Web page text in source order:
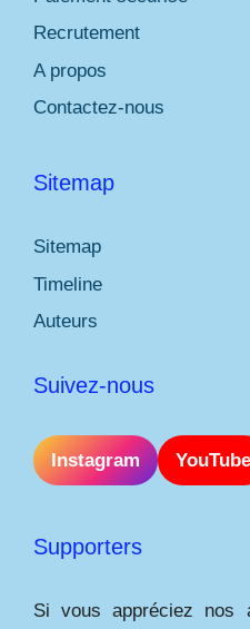
Recrutement
A propos
Contactez-nous
Sitemap
Sitemap
Timeline
Auteurs
Suivez-nous
Instagram YouTube
Supporters
Si vous appréciez nos